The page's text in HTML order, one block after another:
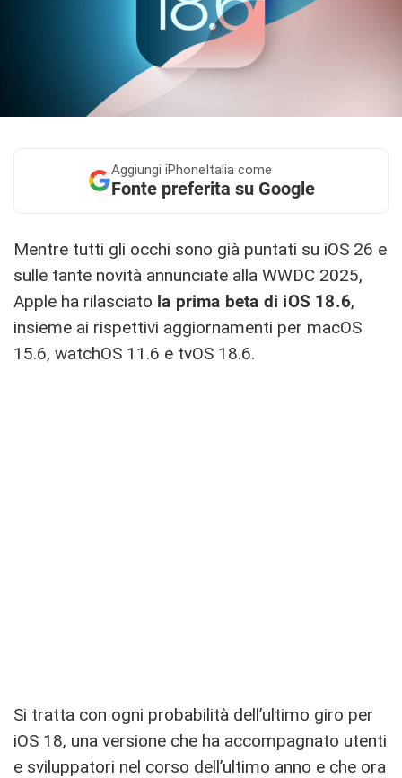
Aggiungi iPhoneItalia come
Fonte preferita su Google
Mentre tutti gli occhi sono già puntati su iOS 26 e
sulle tante novità annunciate alla WWDC 2025,
Apple ha rilasciato la prima beta di iOS 18.6,
insieme ai rispettivi aggiornamenti per macOS
15.6, watchOS 11.6 e tvOS 18.6.
Si tratta con ogni probabilità dell’ultimo giro per
iOS 18, una versione che ha accompagnato utenti
e sviluppatori nel corso dell’ultimo anno e che ora